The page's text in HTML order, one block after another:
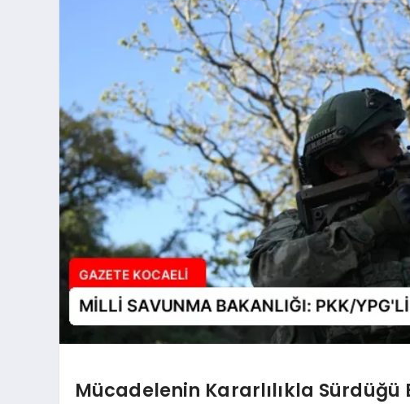
Mücadelenin Kararlılıkla Sürdüğü